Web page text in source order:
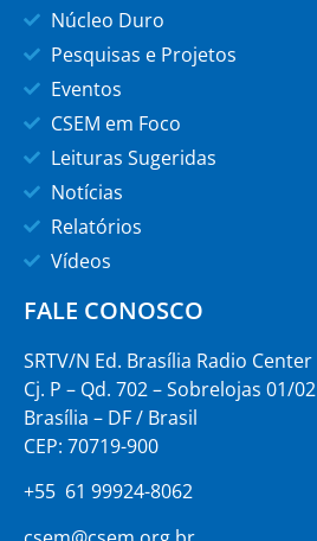
Núcleo Duro
Pesquisas e Projetos
Eventos
CSEM em Foco
Leituras Sugeridas
Notícias
Relatórios
Vídeos
FALE CONOSCO
SRTV/N Ed. Brasília Radio Center
Cj. P – Qd. 702 – Sobrelojas 01/02
Brasília – DF / Brasil
CEP: 70719-900
+55 61 99924-8062